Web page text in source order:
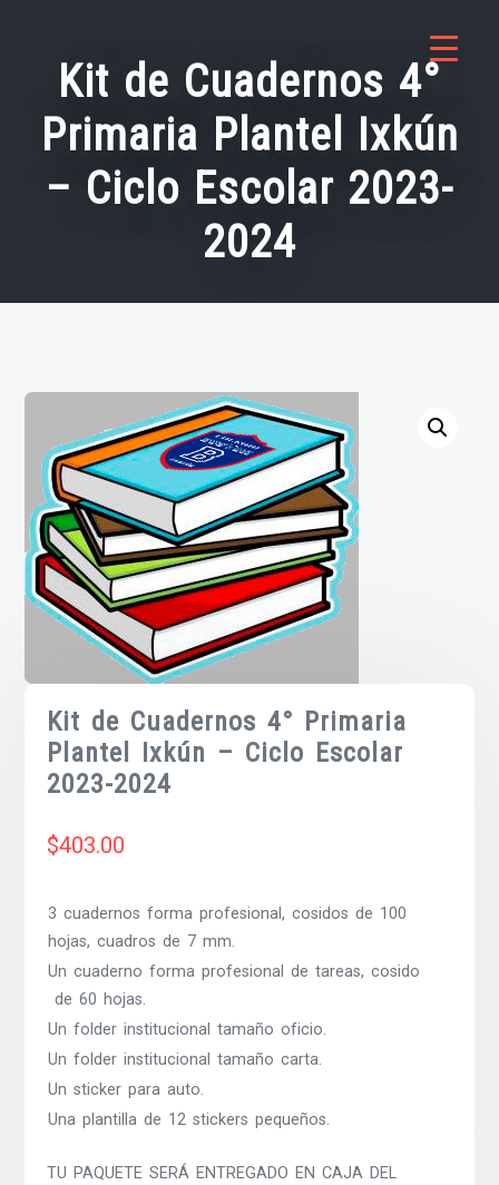
contenidoKit de Cuadernos 4°
Primaria Plantel Ixkún
– Ciclo Escolar 2023-
2024
Kit de Cuadernos 4° Primaria
Plantel Ixkún – Ciclo Escolar
2023-2024
$403.00
3 cuadernos forma profesional, cosidos de 100
hojas, cuadros de 7 mm.
Un cuaderno forma profesional de tareas, cosido
de 60 hojas.
Un folder institucional tamaño oficio.
Un folder institucional tamaño carta.
Un sticker para auto.
Una plantilla de 12 stickers pequeños.
TU PAQUETE SERÁ ENTREGADO EN CAJA DEL